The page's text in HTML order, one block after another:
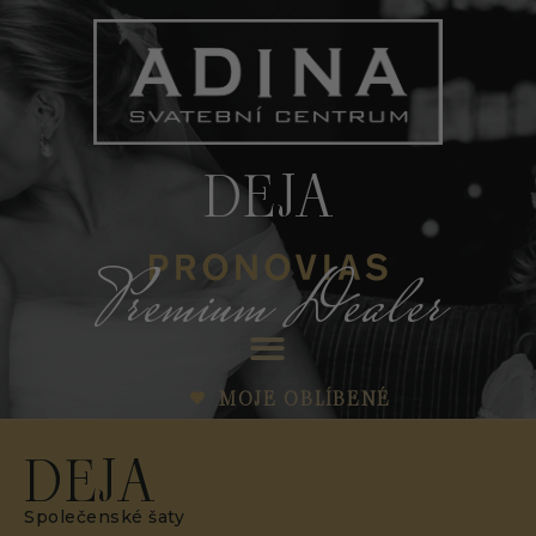
DEJA
Premium Dealer
MOJE OBLÍBENÉ
DEJA
Společenské šaty